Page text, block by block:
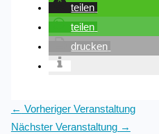
teilen
teilen
drucken
← Vorheriger Veranstaltung
Nächster Veranstaltung →